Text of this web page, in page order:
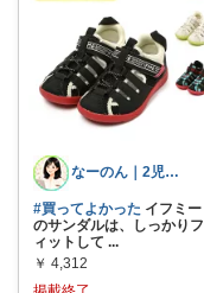
なーのん｜2児ワーママ＊育児/時短
#買ってよかった イフミー
のサンダルは、しっかりフ
ィットして ...
￥ 4,312